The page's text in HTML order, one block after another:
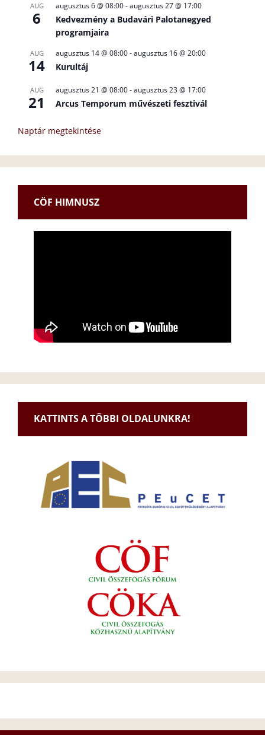
AUG
6
augusztus 6 @ 08:00-augusztus 27 @ 17:00
Kedvezmény a Budavári Palotanegyed
programjaira
AUG
14
augusztus 14 @ 08:00-augusztus 16 @ 20:00
Kurultáj
AUG
21
augusztus 21 @ 08:00-augusztus 23 @ 17:00
Arcus Temporum művészeti fesztivál
Naptár megtekintése
CÖF HIMNUSZ
KATTINTS A TÖBBI OLDALUNKRA!